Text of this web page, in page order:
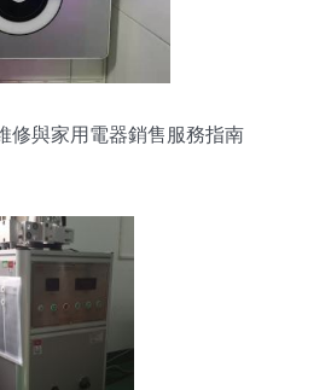
修與家用電器銷售服務指南